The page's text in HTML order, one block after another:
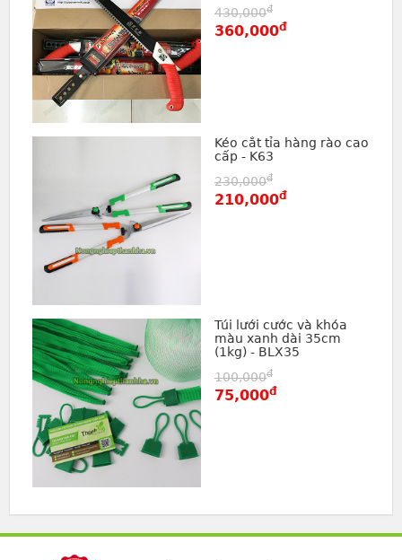
430,000đ
360,000đ
Kéo cắt tỉa hàng rào cao
cấp - K63
230,000đ
210,000đ
Túi lưới cước và khóa
màu xanh dài 35cm
(1kg) - BLX35
100,000đ
75,000đ